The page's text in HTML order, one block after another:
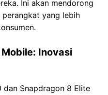
Ini akan mendorong
yang lebih
Inovasi
dan Snapdragon 8 Elite